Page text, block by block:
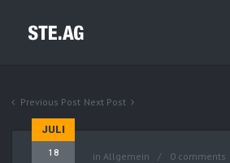
Previous Post Next Post
JULI
18 in Allgemein 0 comments